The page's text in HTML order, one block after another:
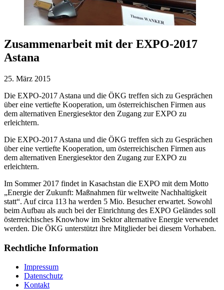
Zusammenarbeit mit der EXPO-2017
Astana
25. März 2015
Die EXPO-2017 Astana und die ÖKG treffen sich zu Gesprächen
über eine vertiefte Kooperation, um österreichischen Firmen aus
dem alternativen Energiesektor den Zugang zur EXPO zu
erleichtern.
Die EXPO-2017 Astana und die ÖKG treffen sich zu Gesprächen
über eine vertiefte Kooperation, um österreichischen Firmen aus
dem alternativen Energiesektor den Zugang zur EXPO zu
erleichtern.
Im Sommer 2017 findet in Kasachstan die EXPO mit dem Motto
„Energie der Zukunft: Maßnahmen für weltweite Nachhaltigkeit
statt“. Auf circa 113 ha werden 5 Mio. Besucher erwartet. Sowohl
beim Aufbau als auch bei der Einrichtung des EXPO Geländes soll
österreichisches Knowhow im Sektor alternative Energie verwendet
werden. Die ÖKG unterstützt ihre Mitglieder bei diesem Vorhaben.
Rechtliche Information
Impressum
Datenschutz
Kontakt